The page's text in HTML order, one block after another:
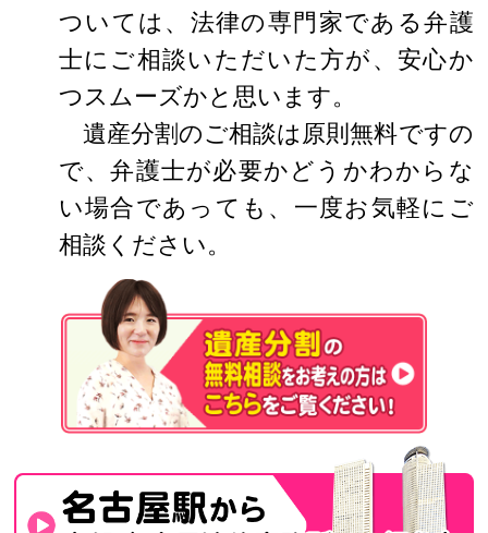
ついては、法律の専門家である弁護
士にご相談いただいた方が、安心か
つスムーズかと思います。
遺産分割のご相談は原則無料ですの
で、弁護士が必要かどうかわからな
い場合であっても、一度お気軽にご
相談ください。